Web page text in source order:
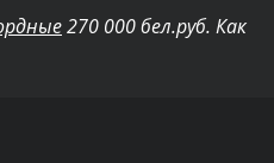
270 000 бел.руб. Как